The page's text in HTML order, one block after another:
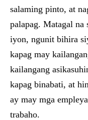
salaming pinto, at
palapag. Matagal na
iyon, ngunit bihira
kapag may
kailangang
kapag binabati, at
ay may mga
trabaho.